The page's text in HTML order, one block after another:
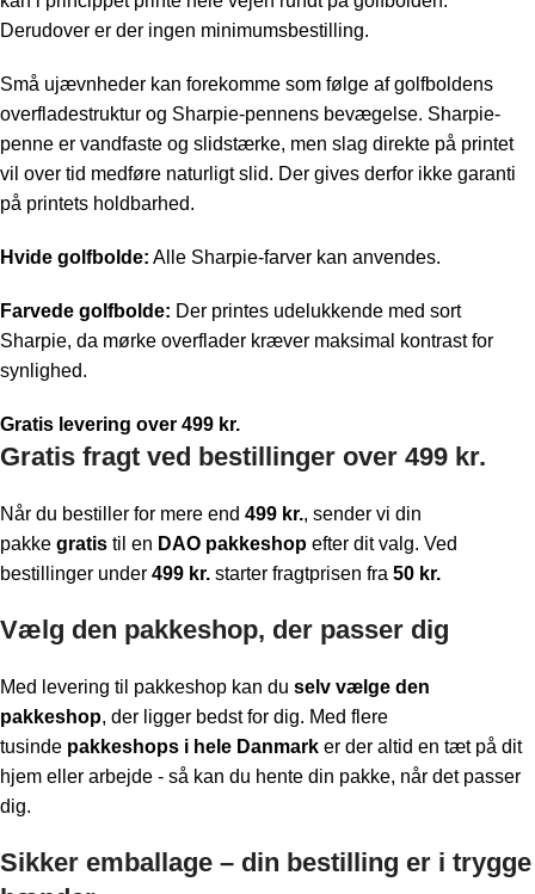
Derudover er der ingen minimumsbestilling.
Små ujævnheder kan forekomme som følge af golfboldens
overfladestruktur og Sharpie-pennens bevægelse. Sharpie-
penne er vandfaste og slidstærke, men slag direkte på printet
vil over tid medføre naturligt slid. Der gives derfor ikke garanti
på printets holdbarhed.
Hvide golfbolde: Alle Sharpie-farver kan anvendes.
Farvede golfbolde: Der printes udelukkende med sort
Sharpie, da mørke overflader kræver maksimal kontrast for
synlighed.
Gratis levering over 499 kr.
Gratis fragt ved bestillinger over 499 kr.
Når du bestiller for mere end 499 kr., sender vi din
pakke gratis til en DAO pakkeshop efter dit valg. Ved
bestillinger under 499 kr. starter fragtprisen fra 50 kr.
Vælg den pakkeshop, der passer dig
Med levering til pakkeshop kan du selv vælge den
pakkeshop, der ligger bedst for dig. Med flere
tusinde pakkeshops i hele Danmark er der altid en tæt på dit
hjem eller arbejde - så kan du hente din pakke, når det passer
dig.
Sikker emballage – din bestilling er i trygge